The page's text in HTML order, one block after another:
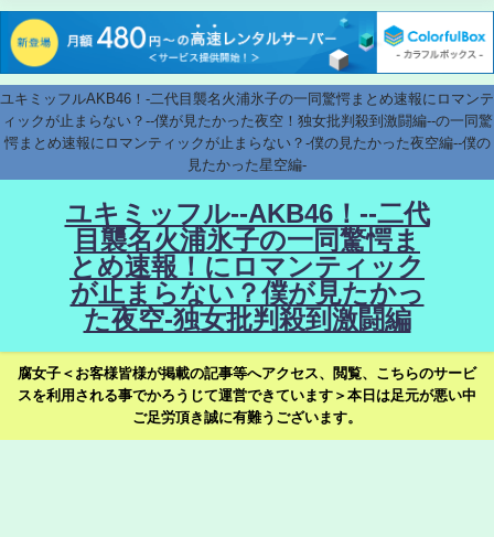
ユキミッフルAKB46！-二代目襲名火浦氷子の一同驚愕まとめ速報にロマンテ
ィックが止まらない？--僕が見たかった夜空！独女批判殺到激闘編--の一同驚
愕まとめ速報にロマンティックが止まらない？-僕の見たかった夜空編--僕の
見たかった星空編-
ユキミッフル--AKB46！--二代
目襲名火浦氷子の一同驚愕ま
とめ速報！にロマンティック
が止まらない？僕が見たかっ
た夜空-独女批判殺到激闘編
腐女子＜お客様皆様が掲載の記事等へアクセス、閲覧、こちらのサービ
スを利用される事でかろうじて運営できています＞本日は足元が悪い中
ご足労頂き誠に有難うございます。